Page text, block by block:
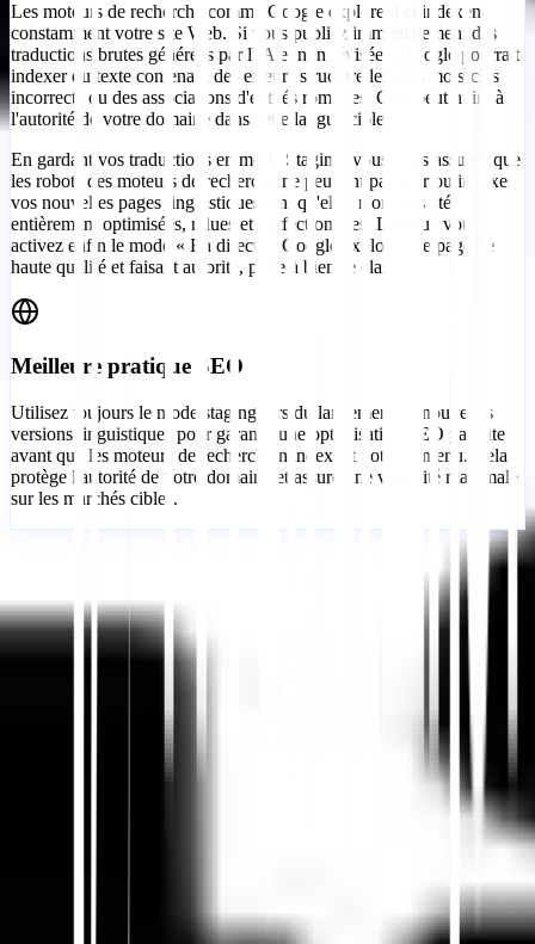
Les moteurs de recherche comme Google explorent et indexent
constamment votre site Web. Si vous publiez immédiatement des
traductions brutes générées par l'IA et non révisées, Google pourrait
indexer du texte contenant des erreurs structurelles, des mots-clés
incorrects ou des associations d'entités rompues. Cela peut nuire à
l'autorité de votre domaine dans cette langue cible.
En gardant vos traductions en mode Staging, vous vous assurez que
les robots des moteurs de recherche ne peuvent pas voir ou indexer
vos nouvelles pages linguistiques tant qu'elles n'ont pas été
entièrement optimisées, relues et perfectionnées. Lorsque vous
activez enfin le mode « En direct », Google explore une page de
haute qualité et faisant autorité, prête à bien se classer.
Meilleure pratique SEO
Utilisez toujours le mode staging lors du lancement de nouvelles
versions linguistiques pour garantir une optimisation SEO parfaite
avant que les moteurs de recherche n'indexent votre contenu. Cela
protège l'autorité de votre domaine et assure une visibilité maximale
sur les marchés cibles.
Contacter le support
Résumer dans ChatGPT